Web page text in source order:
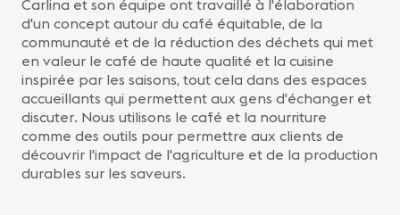
Carlina et son équipe ont travaillé à l'élaboration
d'un concept autour du café équitable, de la
communauté et de la réduction des déchets qui met
en valeur le café de haute qualité et la cuisine
inspirée par les saisons, tout cela dans des espaces
accueillants qui permettent aux gens d'échanger et
discuter. Nous utilisons le café et la nourriture
comme des outils pour permettre aux clients de
découvrir l'impact de l'agriculture et de la production
durables sur les saveurs.